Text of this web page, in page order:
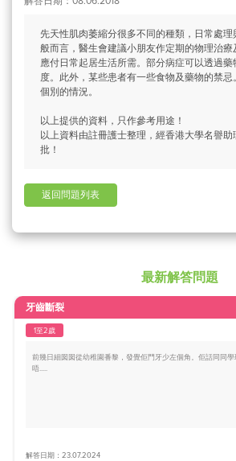
先天性肌肉萎縮分很多不同的種類，日常處
般而言，醫生會建議小朋友作定期的物理治
應付日常起居生活所需。部分病症可以透過
度。此外，某些患者有一些食物及藥物的禁
個別的情況。
以上提供的資料，只作參考用途！
以上資料由註冊護士整理，經香港大學名譽
批！
返回問題列表
最新解答問題
牙齒斷裂
1至2歲
前幾日細囡囡從幼稚園番黎，發覺佢門牙少左個角。佢話同同
唔.....
解答日期：23.07.2024